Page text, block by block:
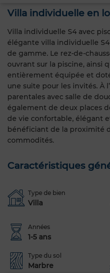
Villa individuelle en
Villa individuelle S4 avec
élégante villa individuelle
de gamme. Le rez-de-
ouvrant sur la piscine, ainsi
entièrement équipée et
une suite pour les invités. À
parentales avec salle de
également de deux places
de vie confortable, élégant
bénéficiant de la proximité
commodités.
Caractéristiques
Type de bien
Villa
Années
1-5 ans
Type du sol
Marbre